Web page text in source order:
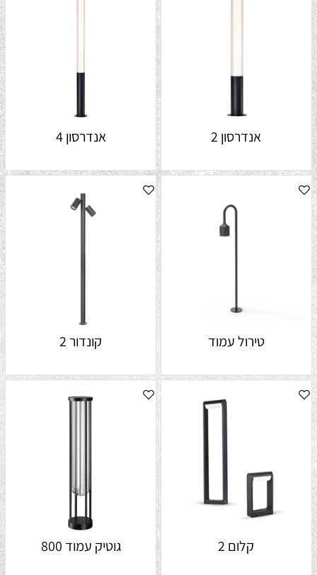
אנדרסון 2 אנדרסון 4
טירול עמוד קונדור 2
קלום 2 גוטיק עמוד 800